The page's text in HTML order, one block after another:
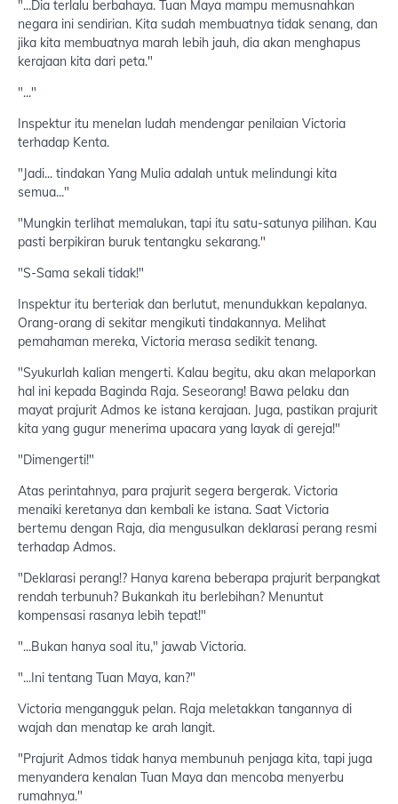
"...Dia terlalu berbahaya. Tuan Maya mampu memusnahkan
negara ini sendirian. Kita sudah membuatnya tidak senang, dan
jika kita membuatnya marah lebih jauh, dia akan menghapus
kerajaan kita dari peta."
"..."
Inspektur itu menelan ludah mendengar penilaian Victoria
terhadap Kenta.
"Jadi... tindakan Yang Mulia adalah untuk melindungi kita
semua..."
"Mungkin terlihat memalukan, tapi itu satu-satunya pilihan. Kau
pasti berpikiran buruk tentangku sekarang."
"S-Sama sekali tidak!"
Inspektur itu berteriak dan berlutut, menundukkan kepalanya.
Orang-orang di sekitar mengikuti tindakannya. Melihat
pemahaman mereka, Victoria merasa sedikit tenang.
"Syukurlah kalian mengerti. Kalau begitu, aku akan melaporkan
hal ini kepada Baginda Raja. Seseorang! Bawa pelaku dan
mayat prajurit Admos ke istana kerajaan. Juga, pastikan prajurit
kita yang gugur menerima upacara yang layak di gereja!"
"Dimengerti!"
Atas perintahnya, para prajurit segera bergerak. Victoria
menaiki keretanya dan kembali ke istana. Saat Victoria
bertemu dengan Raja, dia mengusulkan deklarasi perang resmi
terhadap Admos.
"Deklarasi perang!? Hanya karena beberapa prajurit berpangkat
rendah terbunuh? Bukankah itu berlebihan? Menuntut
kompensasi rasanya lebih tepat!"
"...Bukan hanya soal itu," jawab Victoria.
"...Ini tentang Tuan Maya, kan?"
Victoria mengangguk pelan. Raja meletakkan tangannya di
wajah dan menatap ke arah langit.
"Prajurit Admos tidak hanya membunuh penjaga kita, tapi juga
menyandera kenalan Tuan Maya dan mencoba menyerbu
rumahnya."